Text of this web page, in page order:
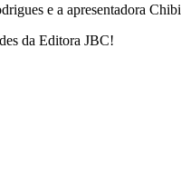
e a apresentadora
da Editora JBC!